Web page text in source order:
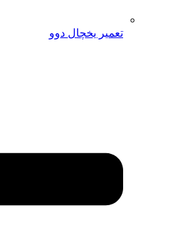
تعمیر یخچال دوو